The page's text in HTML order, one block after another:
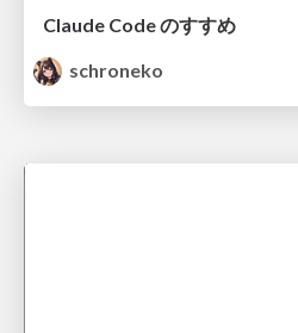
Claude Code のすすめ
schroneko